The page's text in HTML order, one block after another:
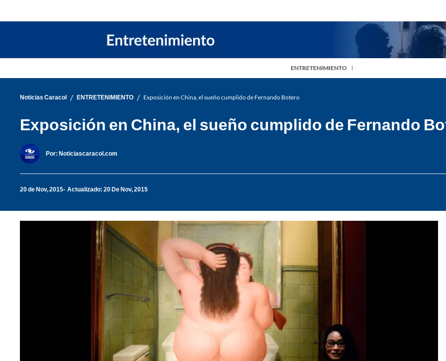
ENTRETENIMIENTO
Noticias Caracol / ENTRETENIMIENTO / Exposición en China, el sueño cumplido de Fernando Botero
Exposición en China, el sueño cumplido de Fernando
Por: Noticiascaracol.com
20 de Nov, 2015 Actualizado: 20 De Nov, 2015